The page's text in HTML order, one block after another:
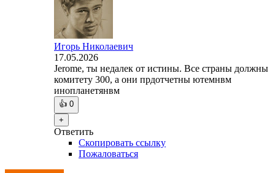
Игорь Николаевич
17.05.2026
Jerome, ты недалек от истины. Все страны должны
комитету 300, а они прдотчетны ютемнвм
инопланетянвм
👍 0
+
Ответить
Скопировать ссылку
Пожаловаться